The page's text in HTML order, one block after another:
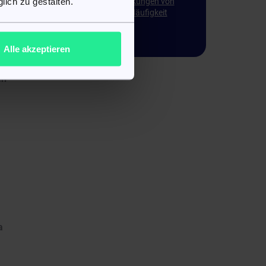
Alle akzeptieren
Cefixim und deren Häufigkeit
Packungsbeilage